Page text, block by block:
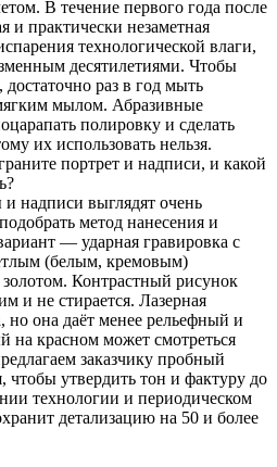
В течение первого года после
и практически незаметная
технологической влаги,
десятилетиями. Чтобы
достаточно раз в год мыть
мылом. Абразивные
полировку и сделать
их использовать нельзя.
портрет и надписи, и какой
надписи выглядят очень
метод нанесения и
— ударная гравировка с
(белым, кремовым)
Контрастный рисунок
и не стирается. Лазерная
но она даёт менее рельефный и
на красном может смотреться
заказчику пробный
чтобы утвердить тон и фактуру до
технологии и периодическом
детализацию на 50 и более